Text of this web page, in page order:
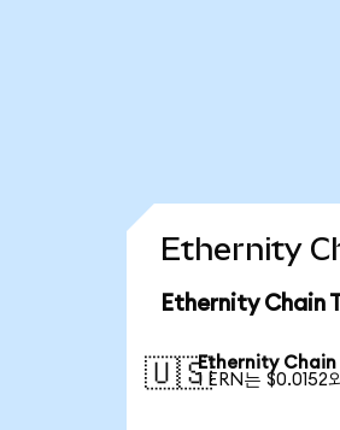
Ethernity
Ethernity Chain
🇺🇸Ethernity Chain
1 ERN는 $0.0152